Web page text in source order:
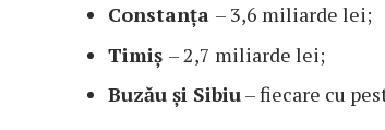
Constanța – 3,6 miliarde lei;
Timiș – 2,7 miliarde lei;
Buzău și Sibiu– fiecare cu